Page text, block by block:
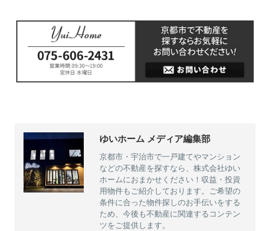
ゆいホーム メディア編集部
京都市・宇治市で一戸建てやマンション
などの不動産を探すなら、株式会社ゆい
ホームにおまかせください！収益・投資
用物件もご紹介しております。ご希望の
条件に合った物件探しのお手伝いをする
ため、今後も不動産に関連するコンテン
ツをご提供します。